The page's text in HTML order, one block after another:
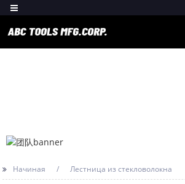
Начиная Лестница из стекловолокна